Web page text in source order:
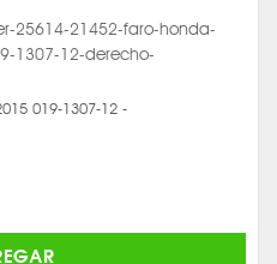
019-1307-12 -